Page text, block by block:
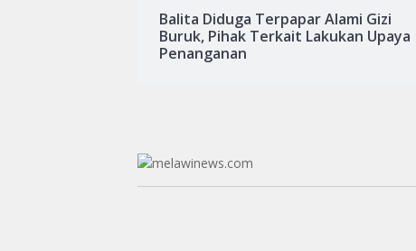
Balita Diduga Terpapar Alami Gizi
Buruk, Pihak Terkait Lakukan Upaya
Penanganan